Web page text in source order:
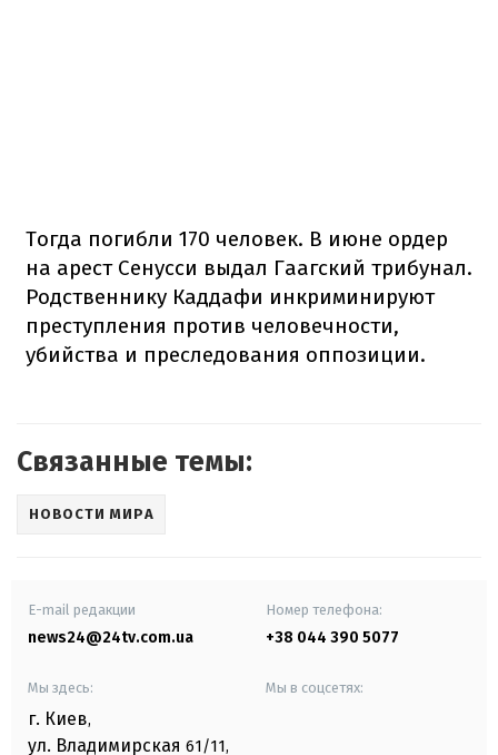
Тогда погибли 170 человек. В июне ордер
на арест Сенусси выдал Гаагский трибунал.
Родственнику Каддафи инкриминируют
преступления против человечности,
убийства и преследования оппозиции.
Связанные темы:
НОВОСТИ МИРА
E-mail редакции
news24@24tv.com.ua
Номер телефона:
+38 044 390 5077
Мы здесь:
г. Киев,
ул. Владимирская 61/11,
Мы в соцсетях: